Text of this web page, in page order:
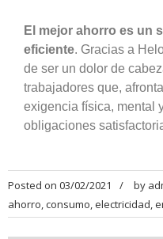
El mejor ahorro es un
eficiente. Gracias a
de ser un dolor de
trabajadores que,
exigencia física, mental
obligaciones
Posted on 03/02/2021 by
ahorro,consumo,electricidad,